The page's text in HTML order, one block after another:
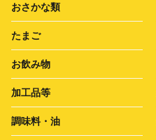
おさかな類
たまご
お飲み物
加工品等
調味料・油